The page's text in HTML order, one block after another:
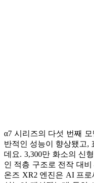
α7 시리즈의 다섯 번째
반적인 성능이 향상됐고,
데요. 3,300만 화소의 신
인 적층 구조로 전작 대비
온즈 XR2 엔진은 AI 프